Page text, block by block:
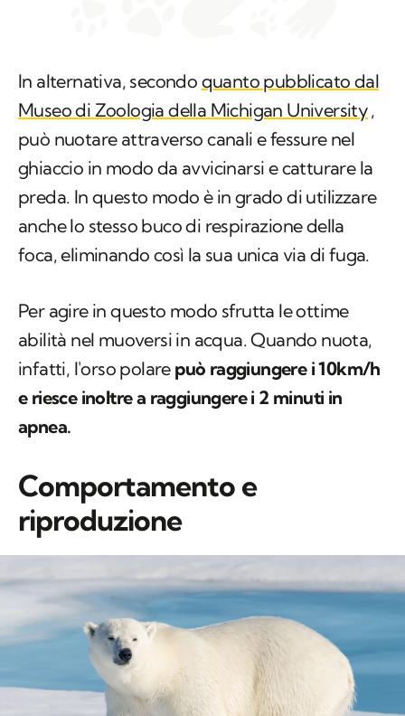
In alternativa, secondo quanto pubblicato dal
Museo di Zoologia della Michigan University,
può nuotare attraverso canali e fessure nel
ghiaccio in modo da avvicinarsi e catturare la
preda. In questo modo è in grado di utilizzare
anche lo stesso buco di respirazione della
foca, eliminando così la sua unica via di fuga.
Per agire in questo modo sfrutta le ottime
abilità nel muoversi in acqua. Quando nuota,
infatti, l'orso polare può raggiungere i 10km/h
e riesce inoltre a raggiungere i 2 minuti in
apnea.
Comportamento e
riproduzione